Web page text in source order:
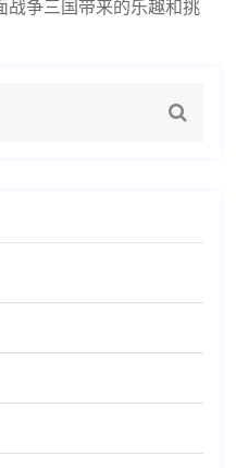
战争三国带来的乐趣和挑